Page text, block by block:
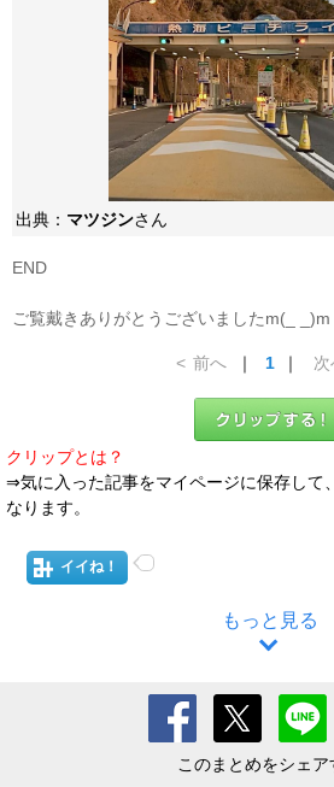
出典： マツジンさん
END
ご覧戴きありがとうございましたm(_ _)m
< 前へ ｜ 1 ｜
クリップとは？
⇒気に入った記事をマイページに保存して
なります。
イイね！
もっと見る
このまとめをシェア